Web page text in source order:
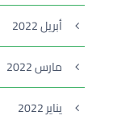
أبريل 2022
مارس 2022
يناير 2022